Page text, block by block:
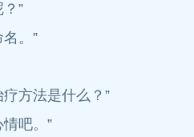
”
。”
方法是什么？”
吧。”